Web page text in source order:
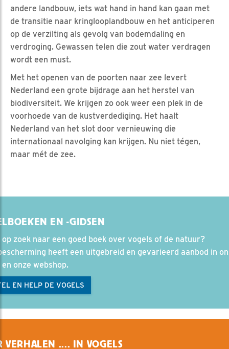
andere landbouw, iets wat hand in hand kan gaan met
de transitie naar kringlooplandbouw en het anticiperen
op de verzilting als gevolg van bodemdaling en
verdroging. Gewassen telen die zout water verdragen
wordt een must.
Met het openen van de poorten naar zee levert
Nederland een grote bijdrage aan het herstel van
biodiversiteit. We krijgen zo ook weer een plek in de
voorhoede van de kustverdediging. Het haalt
Nederland van het slot door vernieuwing die
internationaal navolging kan krijgen. Nu niet tégen,
maar mét de zee.
EN -GIDSEN
op zoek naar een goed boek over vogels of de natuur?
heeft een uitgebreid en gevarieerd aanbod in
onze webshop.
EN HELP DE VOGELS
VERHALEN .... IN VOGELS